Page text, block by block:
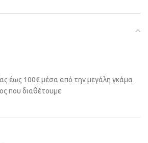
έως 100€ μέσα από την μεγάλη γκάμα
που διαθέτουμε